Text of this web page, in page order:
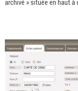
archivé » située en haut à